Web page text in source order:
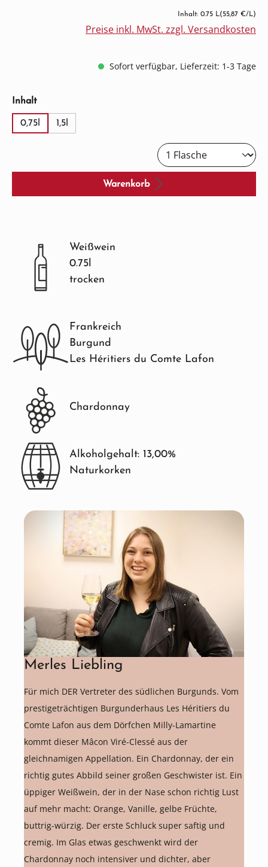
Inhalt: 0.75 L(55,87 €/L)
Preise inkl. MwSt. zzgl. Versandkosten
Sofort verfügbar, Lieferzeit: 1-3 Tage
Inhaltauswählen
0,75l 1,5l
Warenkorb
Weißwein
0.75l
trocken
Frankreich
Burgund
Les Héritiers du Comte Lafon
Chardonnay
Alkoholgehalt: 13,00%
Naturkorken
Merles Liebling
Für mich DER Vertreter des südlichen Burgunds. Vom
prestigeträchtigen Burgunderhaus Les Héritiers du
Comte Lafon aus dem Dörfchen Milly-Lamartine
kommt dieser Mâcon Viré-Clessé aus der
gleichnamigen Appellation. Ein Chardonnay, der ein
richtig gutes Abbild seiner großen Geschwister ist. Ein
üppiger Weißwein, der in der Nase schon richtig Lust
auf mehr macht: Orange, Vanille, gelbe Früchte,
buttrig-würzig. Der erste Schluck super saftig und
cremig. Im Glas etwas geschwenkt wird der
Chardonnay noch intensiver und dichter, aber